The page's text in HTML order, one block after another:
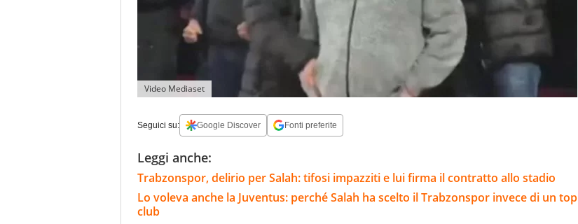
Video Mediaset
Seguici su: Google Discover Fonti preferite
Leggi anche:
Trabzonspor, delirio per Salah: tifosi impazziti e lui firma il contratto allo stadio
Lo voleva anche la Juventus: perché Salah ha scelto il Trabzonspor invece di un top
club